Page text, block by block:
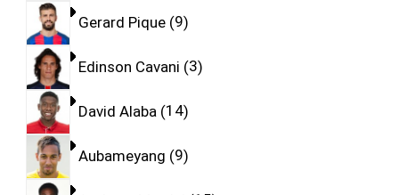
Gerard Pique 9
Edinson Cavani 3
David Alaba 14
Aubameyang 9